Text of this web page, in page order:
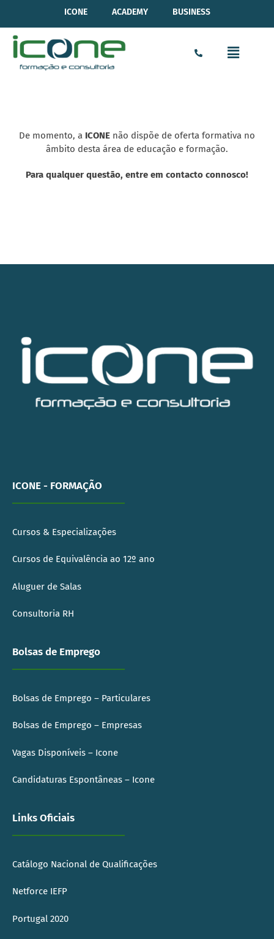
ICONE ACADEMY BUSINESS
De momento, a ICONE não dispõe de oferta formativa no
âmbito desta área de educação e formação.
Para qualquer questão, entre em contacto connosco!
ICONE - FORMAÇÃO
Cursos & Especializações
Cursos de Equivalência ao 12º ano
Aluguer de Salas
Consultoria RH
Bolsas de Emprego
Bolsas de Emprego – Particulares
Bolsas de Emprego – Empresas
Vagas Disponíveis – Icone
Candidaturas Espontâneas – Icone
Links Oficiais
Catálogo Nacional de Qualificações
Netforce IEFP
Portugal 2020